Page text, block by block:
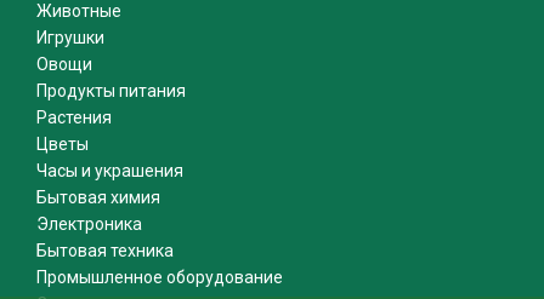
Животные
Игрушки
Овощи
Продукты питания
Растения
Цветы
Часы и украшения
Бытовая химия
Электроника
Бытовая техника
Промышленное оборудование